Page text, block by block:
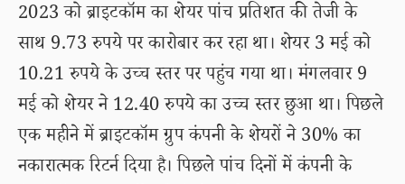
2023 को ब्राइटकॉम का शेयर पांच प्रतिशत की तेजी के
साथ 9.73 रुपये पर कारोबार कर रहा था। शेयर 3 मई को
10.21 रुपये के उच्च स्तर पर पहुंच गया था। मंगलवार 9
मई को शेयर ने 12.40 रुपये का उच्च स्तर छुआ था। पिछले
एक महीने में ब्राइटकॉम ग्रुप कंपनी के शेयरों ने 30% का
नकारात्मक रिटर्न दिया है। पिछले पांच दिनों में कंपनी के